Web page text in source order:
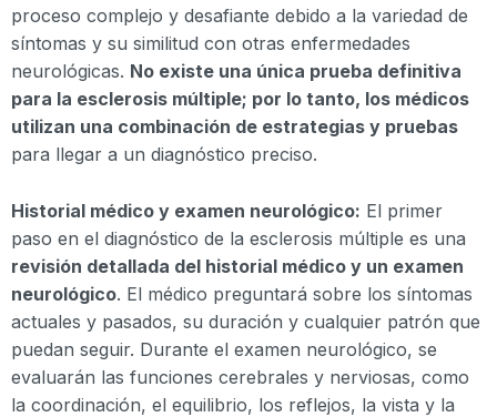
proceso complejo y desafiante debido a la variedad de
síntomas y su similitud con otras enfermedades
neurológicas. No existe una única prueba definitiva
para la esclerosis múltiple; por lo tanto, los médicos
utilizan una combinación de estrategias y pruebas
para llegar a un diagnóstico preciso.
Historial médico y examen neurológico: El primer
paso en el diagnóstico de la esclerosis múltiple es una
revisión detallada del historial médico y un examen
neurológico. El médico preguntará sobre los síntomas
actuales y pasados, su duración y cualquier patrón que
puedan seguir. Durante el examen neurológico, se
evaluarán las funciones cerebrales y nerviosas, como
la coordinación, el equilibrio, los reflejos, la vista y la